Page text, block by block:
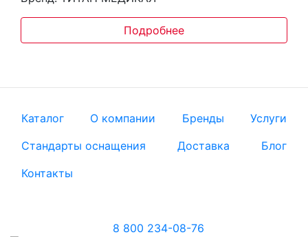
Подробнее
Каталог О компании Бренды
Услуги
Стандарты оснащения
Доставка
Блог
Контакты
8 800 234-08-76